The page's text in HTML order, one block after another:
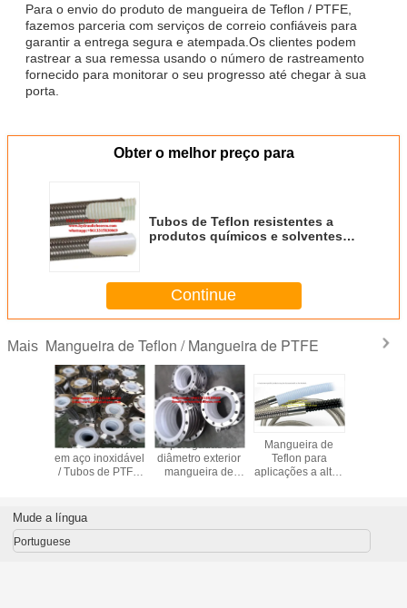
Para o envio do produto de mangueira de Teflon / PTFE,
fazemos parceria com serviços de correio confiáveis para
garantir a entrega segura e atempada.Os clientes podem
rastrear a sua remessa usando o número de rastreamento
fornecido para monitorar o seu progresso até chegar à sua
porta.
Obter o melhor preço para
Tubos de Teflon resistentes a
produtos químicos e solventes /
personalizáveis
Continue
Mais Mangueira de Teflon / Mangueira de PTFE
Tubos de Teflão
em aço inoxidável
/ Tubos de PTFE
produtos químicos
e solventes
quimicamente
inertes
6 polegadas de
diâmetro exterior
mangueira de
duradoura
Mangueira de
Teflon para
aplicações a altas
desempenho
tubos
Mude a língua
Portuguese